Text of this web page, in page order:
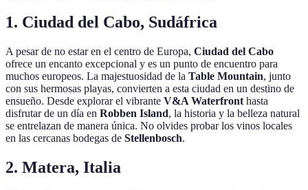
1. Ciudad del Cabo, Sudáfrica
A pesar de no estar en el centro de Europa, Ciudad del Cabo
ofrece un encanto excepcional y es un punto de encuentro para
muchos europeos. La majestuosidad de la Table Mountain, junto
con sus hermosas playas, convierten a esta ciudad en un destino de
ensueño. Desde explorar el vibrante V&A Waterfront hasta
disfrutar de un día en Robben Island, la historia y la belleza natural
se entrelazan de manera única. No olvides probar los vinos locales
en las cercanas bodegas de Stellenbosch.
2. Matera, Italia